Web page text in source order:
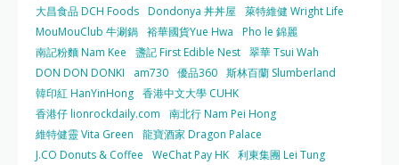
大昌食品 DCH Foods Dondonya 丼丼屋
萊特維健 Wright Life
MouMouClub 牛涮鍋 裕華國貨Yue Hwa
Pho le 錦麗
南記粉麵 Nam Kee
盞記 First Edible Nest 翠華 Tsui Wah
DON DON DONKI
am730 優品360 斯林百蘭 Slumberland
韓印紅 HanYinHong 香港中文大學 CUHK
香港仔 lionrockdaily.com
南北行 Nam Pei Hong
維特健靈 Vita Green
龍寶酒家 Dragon Palace
J.CO Donuts & Coffee
WeChat Pay HK 利東集團 Lei Tung